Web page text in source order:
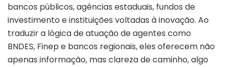
bancos públicos, agências estaduais, fundos de
investimento e instituições voltadas à inovação. Ao
traduzir a lógica de atuação de agentes como
BNDES, Finep e bancos regionais, eles oferecem não
apenas informação, mas clareza de caminho, algo